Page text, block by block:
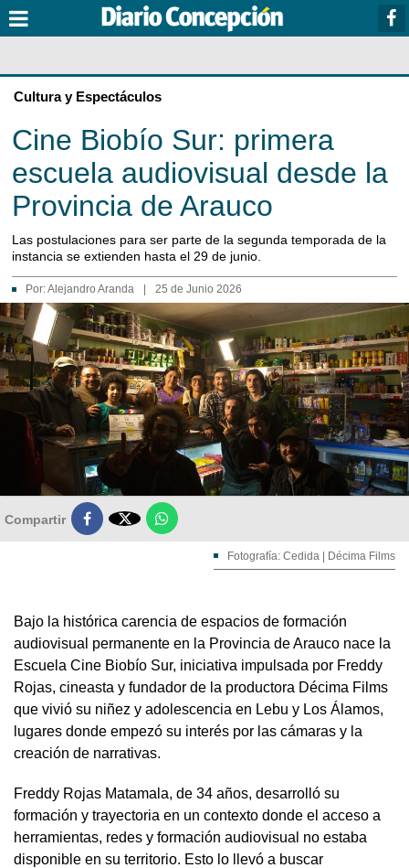
Cultura y Espectáculos
Cine Biobío Sur: primera
escuela audiovisual desde la
Provincia de Arauco
Las postulaciones para ser parte de la segunda temporada de la
instancia se extienden hasta el 29 de junio.
Por:Alejandro Aranda 25 de Junio 2026
Compartir 
Fotografía: Cedida | Décima Films
Bajo la histórica carencia de espacios de formación
audiovisual permanente en la Provincia de Arauco nace la
Escuela Cine Biobío Sur, iniciativa impulsada por Freddy
Rojas, cineasta y fundador de la productora Décima Films
que vivió su niñez y adolescencia en Lebu y Los Álamos,
lugares donde empezó su interés por las cámaras y la
creación de narrativas.
Freddy Rojas Matamala, de 34 años, desarrolló su
formación y trayectoria en un contexto donde el acceso a
herramientas, redes y formación audiovisual no estaba
disponible en su territorio. Esto lo llevó a buscar